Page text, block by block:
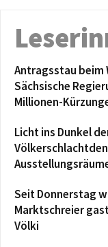
Antragsstau beim
Sächsische
Millionen-
Licht ins Dunkel
Seit Donnerstag
Marktschreier
Völki